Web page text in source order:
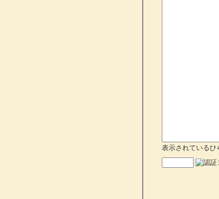
表示されているひ